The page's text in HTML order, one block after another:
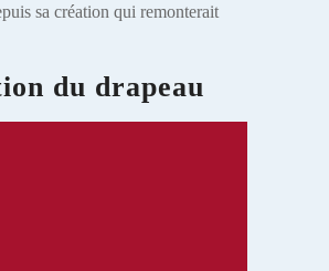
sa création qui remonterait
du drapeau